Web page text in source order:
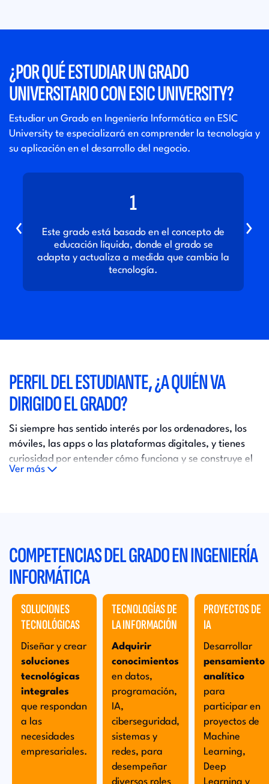
¿POR QUÉ ESTUDIAR UN GRADO
UNIVERSITARIO CON ESIC UNIVERSITY?
Estudiar un Grado en Ingeniería Informática en ESIC
University te especializará en comprender la tecnología y
su aplicación en el desarrollo del negocio.
1
Este grado está basado en el concepto de
educación líquida, donde el grado se
adapta y actualiza a medida que cambia la
tecnología.
‹ ›
PERFIL DEL ESTUDIANTE, ¿A QUIÉN VA
DIRIGIDO EL GRADO?
Si siempre has sentido interés por los ordenadores, los
móviles, las apps o las plataformas digitales, y tienes
curiosidad por entender cómo funciona y se construye el
mundo digital, el Grado en Informática es la opción ideal
los retos tecnológicos, estarás preparado/a para
aprovechar al máximo esta carrera y dar forma al futuro
digital. Este programa está diseñado para quienes
desean aprender a crear y gestionar las herramientas
tecnológicas del presente y del futuro.
Ver más
COMPETENCIAS DEL GRADO EN INGENIERÍA
INFORMÁTICA
SOLUCIONES
TECNOLÓGICAS
Diseñar y crear
soluciones
tecnológicas
integrales
que respondan
a las
necesidades
empresariales.
TECNOLOGÍAS DE
LA INFORMACIÓN
Adquirir
conocimientos
en datos,
programación,
IA,
ciberseguridad,
sistemas y
redes, para
desempeñar
diversos roles
PROYECTOS DE
IA
Desarrollar
pensamiento
analítico
para
participar en
proyectos de
Machine
Learning,
Deep
Learning y